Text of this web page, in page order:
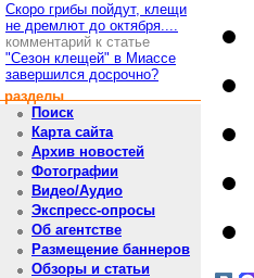
Скоро грибы пойдут, клещи
не дремлют до октября....
комментарий к статье
"Сезон клещей" в Миассе
завершился досрочно?
разделы
Поиск
Карта сайта
Архив новостей
Фотографии
Видео/Аудио
Экспресс-опросы
Об агентстве
Размещение баннеров
Обзоры и статьи